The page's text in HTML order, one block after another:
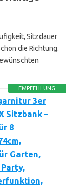
Sitzdauer
die Richtung.
EMPFEHLUNG
3er
Sitzbank –
8
Garten,